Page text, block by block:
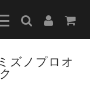
ズノプロオ